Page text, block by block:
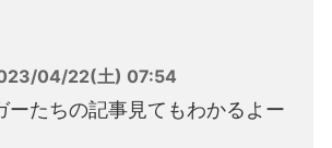
04/22(土) 07:54
ーたちの記事見てもわかるよー